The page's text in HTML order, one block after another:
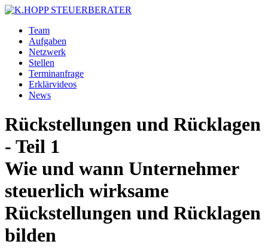
Team
Aufgaben
Netzwerk
Stellen
Terminanfrage
Erklärvideos
News
Rückstellungen und Rücklagen
- Teil 1
Wie und wann Unternehmer
steuerlich wirksame
Rückstellungen und Rücklagen
bilden